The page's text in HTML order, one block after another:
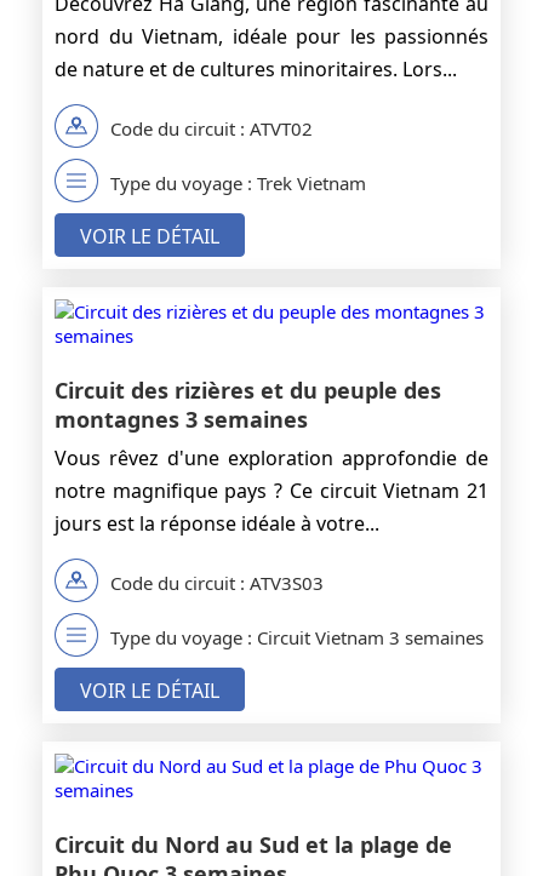
nord du Vietnam, idéale pour les passionnés
de nature et de cultures minoritaires. Lors...
Code du circuit : ATVT02
Type du voyage : Trek Vietnam
VOIR LE DÉTAIL
Circuit des rizières et du peuple des
montagnes 3 semaines
Vous rêvez d'une exploration approfondie de
notre magnifique pays ? Ce circuit Vietnam 21
jours est la réponse idéale à votre...
Code du circuit : ATV3S03
Type du voyage : Circuit Vietnam 3 semaines
VOIR LE DÉTAIL
Circuit du Nord au Sud et la plage de